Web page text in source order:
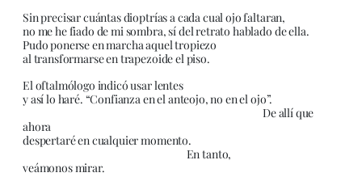
Sin precisar cuántas dioptrías a cada cual ojo faltaran,
no me he fiado de mi sombra, sí del retrato hablado de ella.
Pudo ponerse en marcha aquel tropiezo
al transformarse en trapezoide el piso.
El oftalmólogo indicó usar lentes
y así lo haré. “Confianza en el anteojo, no en el ojo”.
De allí que
ahora
despertaré en cualquier momento.
En tanto,
veámonos mirar.